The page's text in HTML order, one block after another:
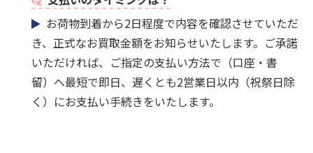
お荷物到着から2日程度で内容を確認させていただ
き、正式なお買取金額をお知らせいたします。ご承諾
いただければ、ご指定の支払い方法で（口座・書
留）へ最短で即日、遅くとも2営業日以内（祝祭日除
く）にお支払い手続きをいたします。